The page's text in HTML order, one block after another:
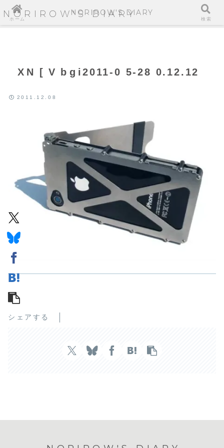
NORIROW'S DIARY
XN[Vbgi2011-0 5-28 0.12.12
2011.12.08
シェアする
ホーム
NORIROW'S DIARY
検索